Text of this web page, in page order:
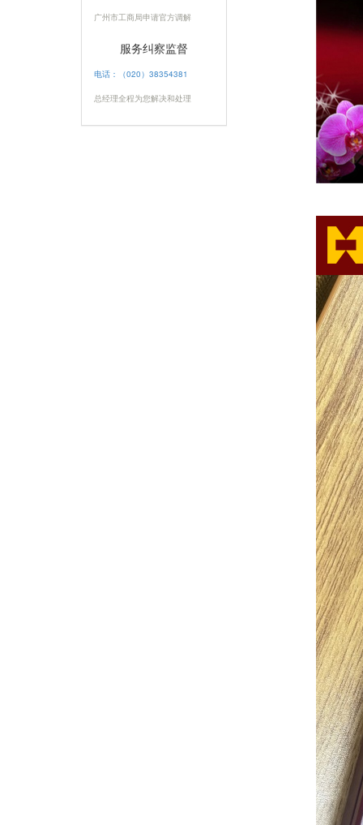
广州市工商局申请官方调解
服务纠察监督
电话：（020）38354381
总经理全程为您解决和处理